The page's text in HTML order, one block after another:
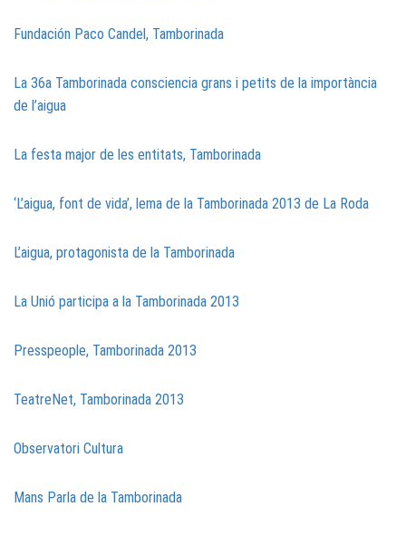
Fundación Paco Candel, Tamborinada
La 36a Tamborinada consciencia grans i petits de la importància
de l’aigua
La festa major de les entitats, Tamborinada
‘L’aigua, font de vida’, lema de la Tamborinada 2013 de La Roda
L’aigua, protagonista de la Tamborinada
La Unió participa a la Tamborinada 2013
Presspeople, Tamborinada 2013
TeatreNet, Tamborinada 2013
Observatori Cultura
Mans Parla de la Tamborinada